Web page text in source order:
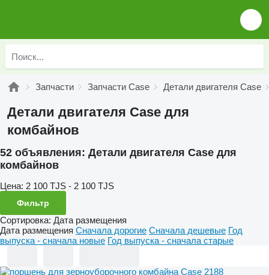
Запчасти Запчасти Case Детали двигателя Case
Детали двигателя Case для
комбайнов
52 объявления: Детали двигателя Case для
комбайнов
Цена: 2 100 TJS - 2 100 TJS
Фильтр
Сортировка: Дата размещения
Дата размещения Сначала дорогие Сначала дешевые Год
выпуска - сначала новые Год выпуска - сначала старые